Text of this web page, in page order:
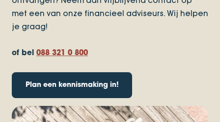
met een van onze financieel adviseurs. Wij helpen
je graag!
of bel 088 321 0 800
Plan een kennismaking in!